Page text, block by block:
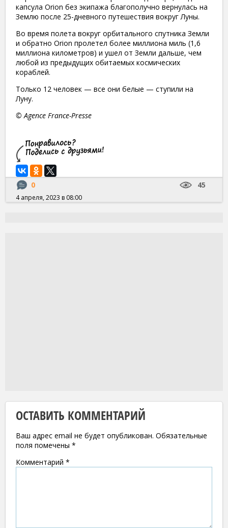
капсула Orion без экипажа благополучно вернулась на
Землю после 25-дневного путешествия вокруг Луны.
​Во время полета вокруг орбитального спутника Земли
и обратно Orion пролетел более миллиона миль (1,6
миллиона километров) и ушел от Земли дальше, чем
любой из предыдущих обитаемых космических
кораблей.
​Только 12 человек — все они белые — ступили на
Луну.
© Agence France-Presse
0 45
4 апреля, 2023 в 08:00
ОСТАВИТЬ КОММЕНТАРИЙ
Ваш адрес email не будет опубликован. Обязательные
поля помечены *
Комментарий *